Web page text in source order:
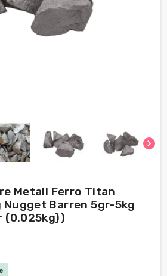
chevron_right
Metall Ferro Titan
Barren 5gr-5kg
(0.025kg))